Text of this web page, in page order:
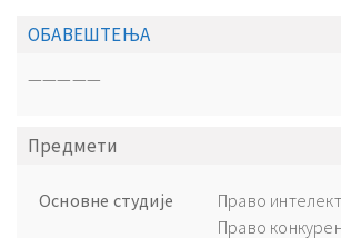
ОБАВЕШТЕЊА
—————
Предмети
Основне студије
Право
Право